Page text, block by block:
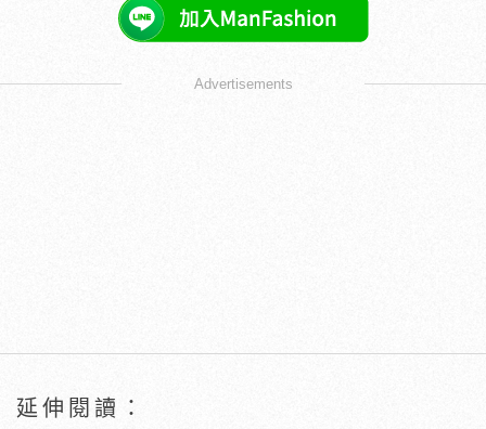
Advertisements
延伸閱讀：